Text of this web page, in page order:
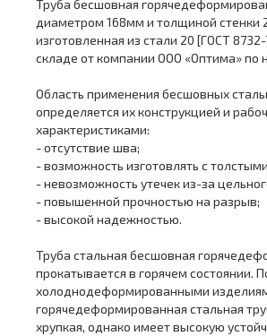
Труба бесшовная
диаметром 168мм и толщиной стенки
изготовленная из стали 20 [ГОСТ
складе от компании ООО «Оптима» по
Область применения бесшовных
определяется их конструкцией и
характеристиками:
- отсутствие шва;
- возможность изготовлять с
- невозможность утечек из-за
- повышенной прочностью на разрыв;
- высокой надежностью.
Труба стальная бесшовная
прокатывается в горячем состоянии.
холоднодеформированными
горячедеформированная стальная
хрупкая, однако имеет высокую